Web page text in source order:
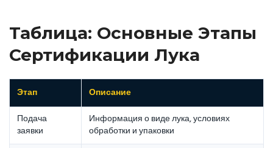
Таблица: Основные Этапы
Сертификации Лука
Этап
Описание
Подача
заявки
Информация о виде лука, условиях
обработки и упаковки